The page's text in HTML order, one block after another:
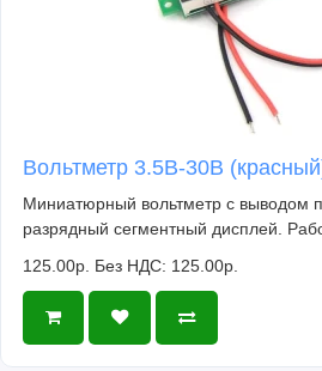
Вольтметр 3.5В-30В
Миниатюрный вольтметр с выводом
разрядный сегментный дисплей.
125.00р. Без НДС: 125.00р.